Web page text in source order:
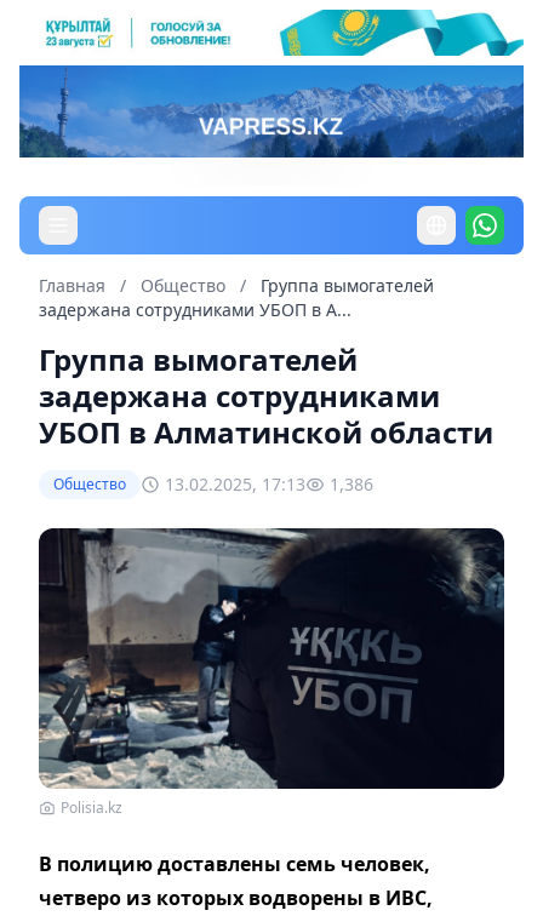
Главная / Общество /
Группа вымогателей
задержана сотрудниками УБОП в А...
Группа вымогателей
задержана сотрудниками
УБОП в Алматинской области
Общество 13.02.2025, 17:13 1,386
Polisia.kz
В полицию доставлены семь человек,
четверо из которых водворены в ИВС,